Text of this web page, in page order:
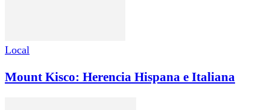
Local
Mount Kisco: Herencia Hispana e Italiana